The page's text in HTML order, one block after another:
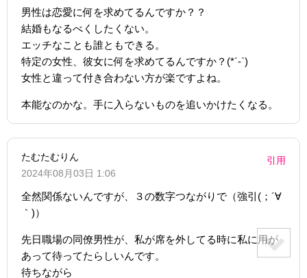
男性は恋愛に何を求めてるんですか？？
結婚もなるべくしたくない。
エッチなことも誰ともできる。
特定の女性、彼女に何を求めてるんですか？(*´-`)
女性と違って付き合わない方が楽ですよね。
本能なのかな。手に入らないものを追いかけたくなる。
たむたむりん
2024年08月03日 1:06
引用
全然関係ないんですが、３の数字つながりで（強引(；´∀
｀)）
先日職場の同僚男性が、私が席を外してる時に私に用が
あって待ってたらしいんです。
待ちながら